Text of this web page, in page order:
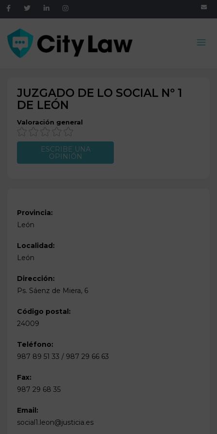
JUZGADO DE LO SOCIAL Nº 1
DE LEÓN
Valoración general
ESCRIBE UNA
OPINIÓN
Provincia:
León
Localidad:
León
Dirección:
Ps. Sáenz de Miera, 6
Código postal:
24009
Teléfono:
987 89 51 33 / 987 29 66 63
Fax:
987 29 68 35
Email:
social1.leon@justicia.es